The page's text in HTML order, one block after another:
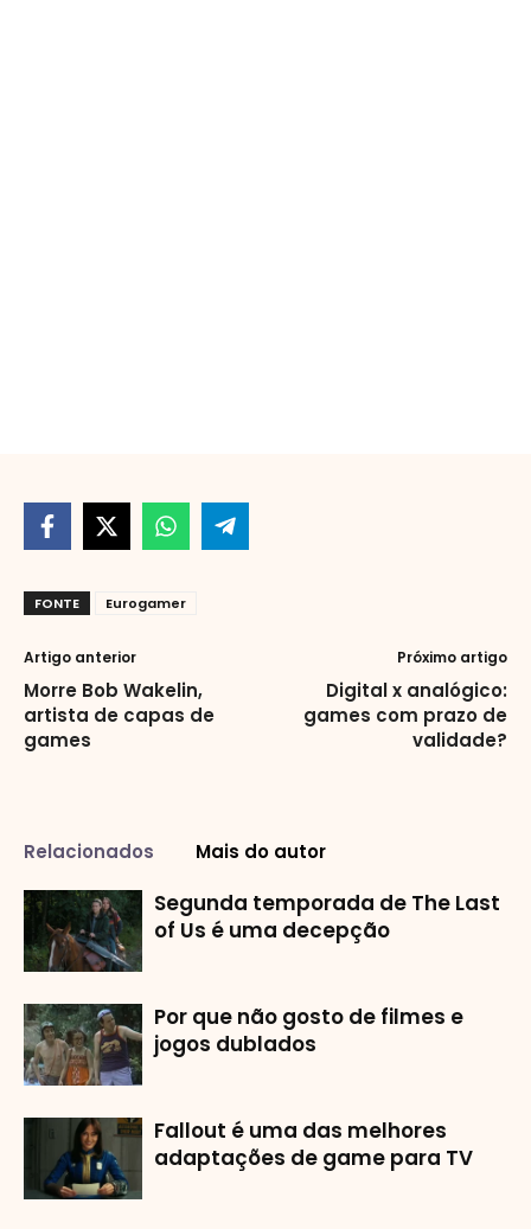
FONTE Eurogamer
Artigo anterior
Morre Bob Wakelin,
artista de capas de
games
Próximo artigo
Digital x analógico:
games com prazo de
validade?
Relacionados Mais do autor
Segunda temporada de The Last
of Us é uma decepção
Por que não gosto de filmes e
jogos dublados
Fallout é uma das melhores
adaptações de game para TV